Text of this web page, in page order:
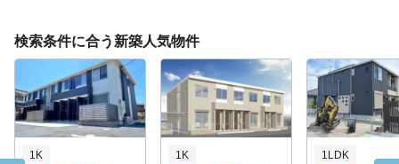
検索条件に合う新築人気物件
1K 1K 1LDK